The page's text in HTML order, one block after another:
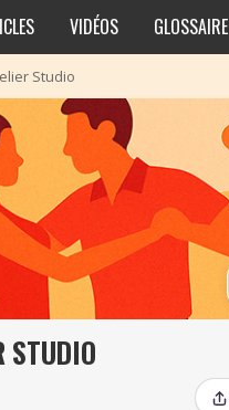
VIDÉOS GLOSSAIRE
Studio
STUDIO